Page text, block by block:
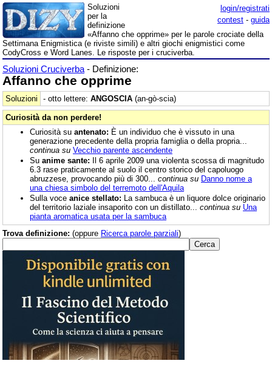
login/registrati
contest - guida
Soluzioni
per la
definizione
«Affanno che opprime» per le parole crociate della
Settimana Enigmistica (e riviste simili) e altri giochi enigmistici come
CodyCross e Word Lanes. Le risposte per i cruciverba.
Soluzioni Cruciverba - Definizione:
Affanno che opprime
Soluzioni - otto lettere: ANGOSCIA (an-gò-scia)
Curiosità da non perdere!
Curiosità su antenato: È un individuo che è vissuto in una
generazione precedente della propria famiglia o della propria...
continua su Vecchio parente ascendente
Su anime sante: Il 6 aprile 2009 una violenta scossa di magnitudo
6.3 rase praticamente al suolo il centro storico del capoluogo
abruzzese, provocando più di 300... continua su Danno nome a
una chiesa simbolo del terremoto dell'Aquila
Sulla voce anice stellato: La sambuca è un liquore dolce originario
del territorio laziale insaporito con un distillato... continua su Una
pianta aromatica usata per la sambuca
Trova definizione: (oppure Ricerca parole parziali)